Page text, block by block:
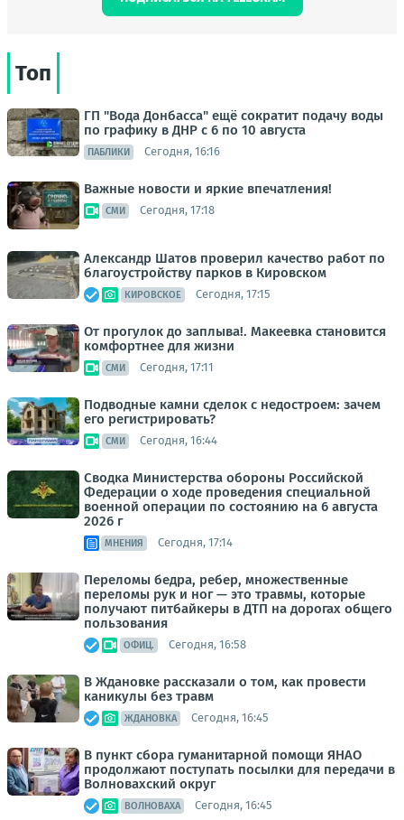
Топ
ГП "Вода Донбасса" ещё сократит подачу воды
по графику в ДНР с 6 по 10 августа
ПАБЛИКИ Сегодня, 16:16
Важные новости и яркие впечатления!
СМИ Сегодня, 17:18
Александр Шатов проверил качество работ по
благоустройству парков в Кировском
КИРОВСКОЕ Сегодня, 17:15
От прогулок до заплыва!. Макеевка становится
комфортнее для жизни
СМИ Сегодня, 17:11
Подводные камни сделок с недостроем: зачем
его регистрировать?
СМИ Сегодня, 16:44
Сводка Министерства обороны Российской
Федерации о ходе проведения специальной
военной операции по состоянию на 6 августа
2026 г
МНЕНИЯ Сегодня, 17:14
Переломы бедра, ребер, множественные
переломы рук и ног — это травмы, которые
получают питбайкеры в ДТП на дорогах общего
пользования
ОФИЦ. Сегодня, 16:58
В Ждановке рассказали о том, как провести
каникулы без травм
ЖДАНОВКА Сегодня, 16:45
В пункт сбора гуманитарной помощи ЯНАО
продолжают поступать посылки для передачи в
Волновахский округ
ВОЛНОВАХА Сегодня, 16:45